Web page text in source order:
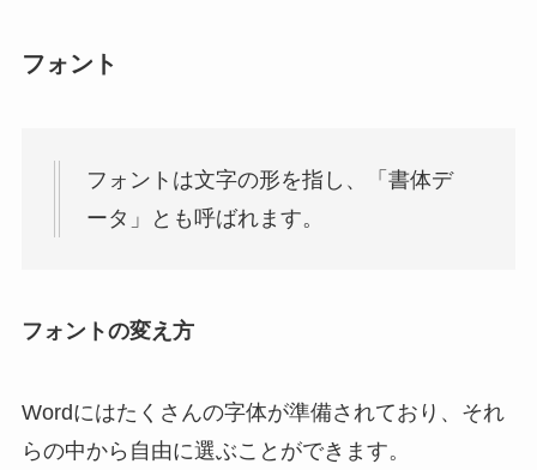
フォント
フォントは文字の形を指し、「書体デ
ータ」とも呼ばれます。
フォントの変え方
Wordにはたくさんの字体が準備されており、それ
らの中から自由に選ぶことができます。